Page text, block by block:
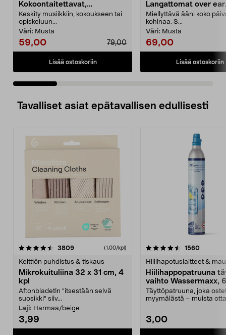
Kokoontaitettavat,
langattomat over-ear-
kuulokkeet
Keskity musiikkiin, kokoukseen tai
opiskeluun...
Väri: Musta
59,00 79,00
Lisää ostoskoriin
Langattomat over ear
kuulokkeet, joissa
kohinanvaimennus
Miellyttävä ääni koko
kohinaa. S...
Väri: Musta
69,00
Lisää ostoskoriin
Tavalliset asiat epätavallisen edullisesti
3809arvostelut (1,00/kpl)
Keittiön puhdistus & tiskaus
Mikrokuituliina 32 x 31 cm, 4
kpl
Aftonbladetin "itsestään selvä
suosikki" siiv...
Laji: Harmaa/beige
3,99
4.5viidestä
1560
Hiilihapotuslaitteet &
Hiilihappopatruuna
vaihto Wassermaxx,
Täyttöpatruuna, joka
myymälästä – muista
3,00
4.5viidestä